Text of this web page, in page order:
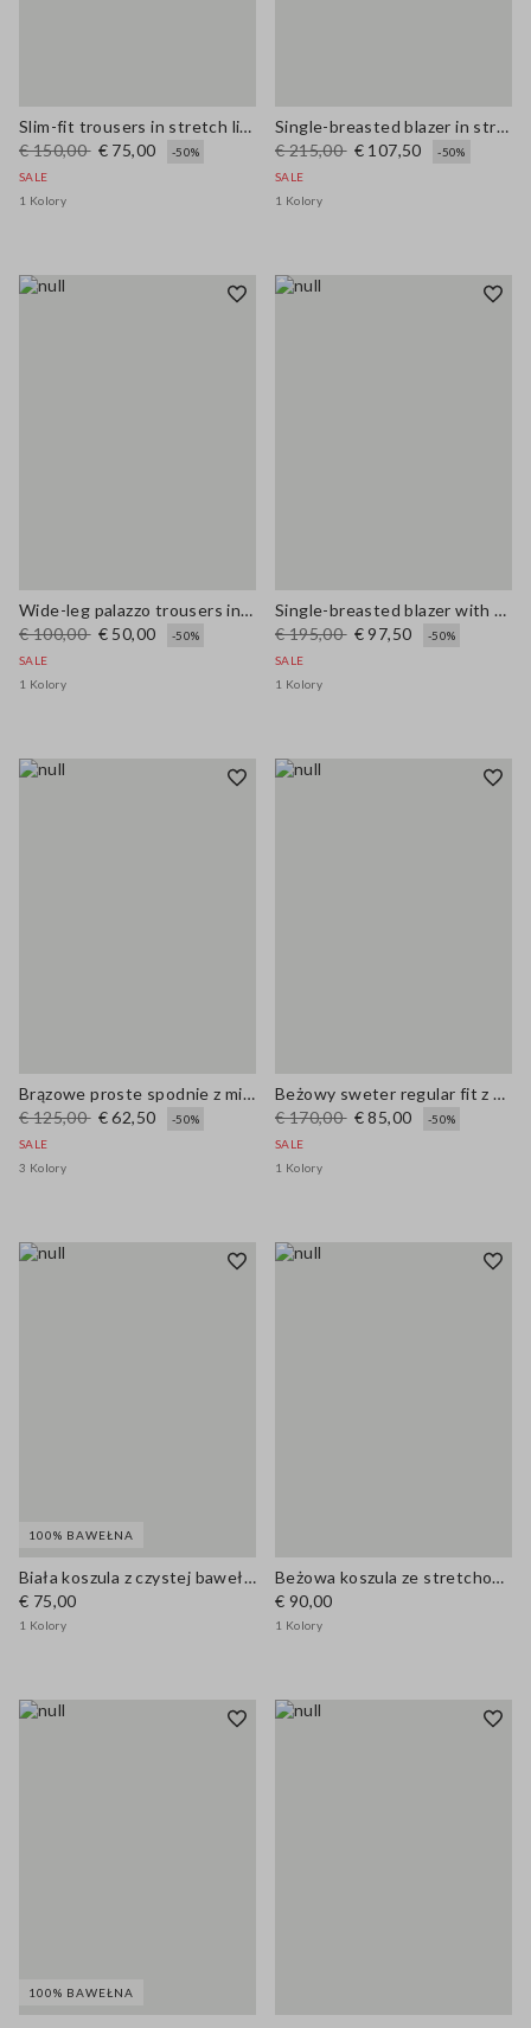
Slim-fit trousers in stretch linen and viscose
€ 150,00 € 75,00
-50%
SALE
1 Kolory
Single-breasted blazer in stretch viscose and linen
€ 215,00 € 107,50
-50%
SALE
1 Kolory
Wide-leg palazzo trousers in linen and viscose
€ 100,00 € 50,00
-50%
SALE
1 Kolory
Single-breasted blazer with woven design
€ 195,00 € 97,50
-50%
SALE
1 Kolory
Brązowe proste spodnie z mieszanki bawełny i lnu regular fit
€ 125,00 € 62,50
-50%
SALE
3 Kolory
Beżowy sweter regular fit z mieszanki lnu
€ 170,00 € 85,00
-50%
SALE
1 Kolory
100% BAWEŁNA
Biała koszula z czystej bawełny regular fit
€ 75,00
1 Kolory
Beżowa koszula ze stretchowego bawełny regular fit z kołnierzykiem
€ 90,00
1 Kolory
100% BAWEŁNA